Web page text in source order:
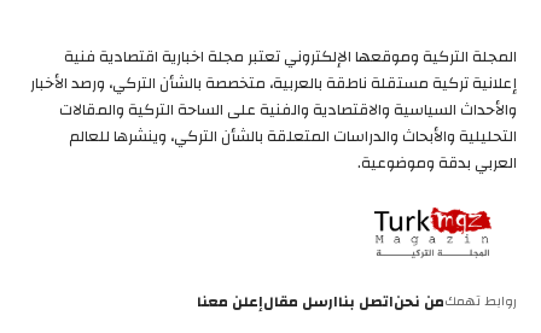
المجلة التركية وموقعها الإلكتروني تعتبر مجلة اخبارية اقتصادية فنية
إعلانية تركية مستقلة ناطقة بالعربية، متخصصة بالشأن التركي، ورصد الأخبار
والأحداث السياسية والاقتصادية والفنية على الساحة التركية والمقالات
التحليلية والأبحاث والدراسات المتعلقة بالشأن التركي، وينشرها للعالم
العربي بدقة وموضوعية.
روابط تهمكمن نحناتصل بناارسل مقالإعلن معنا